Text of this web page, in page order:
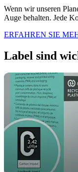
Wenn wir unseren
Auge behalten. Jede
ERFAHREN SIE
Label sind